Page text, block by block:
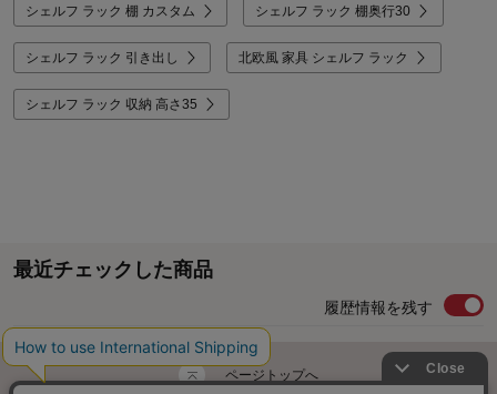
シェルフ ラック 棚 カスタム シェルフ ラック 棚奥行30
シェルフ ラック 引き出し 北欧風 家具 シェルフ ラック
シェルフ ラック 収納 高さ35
最近チェックした商品
履歴情報を残す
ページトップへ